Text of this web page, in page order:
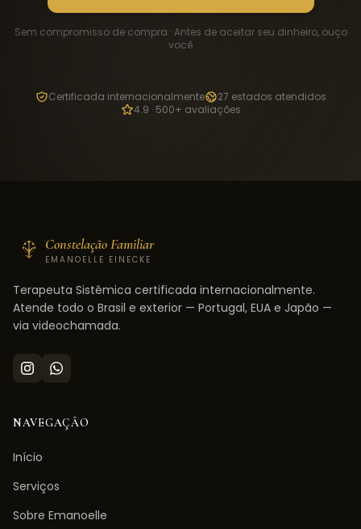
Sem compromisso de compra · Antes de aceitar seu dinheiro, ouço
você
Certificada internacionalmente
27 estados atendidos
4.9 · 500+ avaliações
Constelação Familiar
EMANOELLE EINECKE
Terapeuta Sistêmica certificada internacionalmente.
Atende todo o Brasil e exterior — Portugal, EUA e Japão —
via videochamada.
NAVEGAÇÃO
Início
Serviços
Sobre Emanoelle